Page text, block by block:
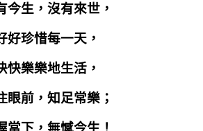
今生，沒有來世，
好珍惜每一天，
快樂樂地生活，
眼前，知足常樂；
當下，無憾今生！